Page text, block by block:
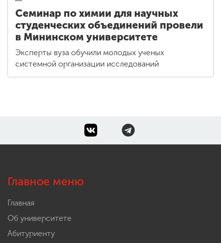
Семинар по химии для научных
студенческих объединений провели
в Мининском университете
Эксперты вуза обучили молодых ученых
системной организации исследований
Главное меню
Главная
Об университете
Абитуриенту